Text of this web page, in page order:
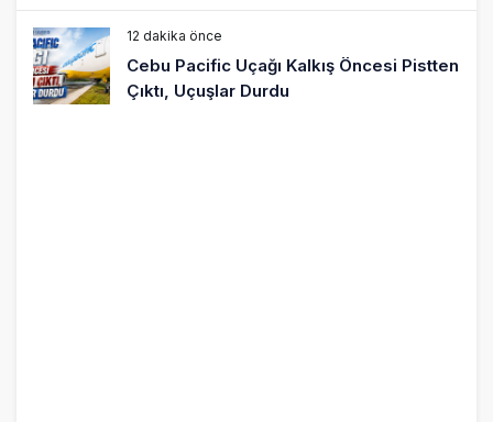
12 dakika önce
Cebu Pacific Uçağı Kalkış Öncesi Pistten
Çıktı, Uçuşlar Durdu